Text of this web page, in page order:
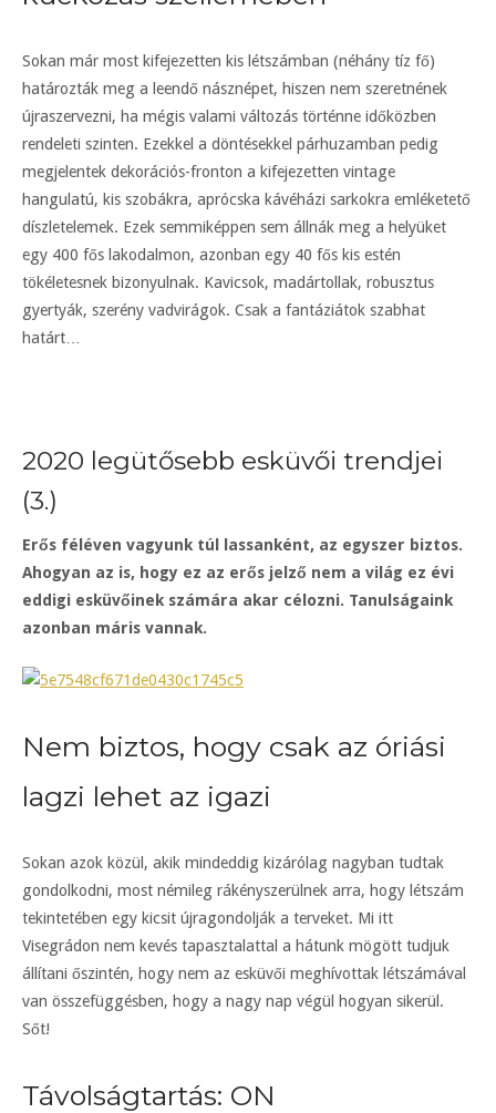
Sokan már most kifejezetten kis létszámban (néhány tíz fő)
határozták meg a leendő násznépet, hiszen nem szeretnének
újraszervezni, ha mégis valami változás történne időközben
rendeleti szinten. Ezekkel a döntésekkel párhuzamban pedig
megjelentek dekorációs-fronton a kifejezetten vintage
hangulatú, kis szobákra, aprócska kávéházi sarkokra emléketető
díszletelemek. Ezek semmiképpen sem állnák meg a helyüket
egy 400 fős lakodalmon, azonban egy 40 fős kis estén
tökéletesnek bizonyulnak. Kavicsok, madártollak, robusztus
gyertyák, szerény vadvirágok. Csak a fantáziátok szabhat
határt…
2020 legütősebb esküvői trendjei
(3.)
Erős féléven vagyunk túl lassanként, az egyszer biztos.
Ahogyan az is, hogy ez az erős jelző nem a világ ez évi
eddigi esküvőinek számára akar célozni. Tanulságaink
azonban máris vannak.
Nem biztos, hogy csak az óriási
lagzi lehet az igazi
Sokan azok közül, akik mindeddig kizárólag nagyban tudtak
gondolkodni, most némileg rákényszerülnek arra, hogy létszám
tekintetében egy kicsit újragondolják a terveket. Mi itt
Visegrádon nem kevés tapasztalattal a hátunk mögött tudjuk
állítani őszintén, hogy nem az esküvői meghívottak létszámával
van összefüggésben, hogy a nagy nap végül hogyan sikerül.
Sőt!
Távolságtartás: ON